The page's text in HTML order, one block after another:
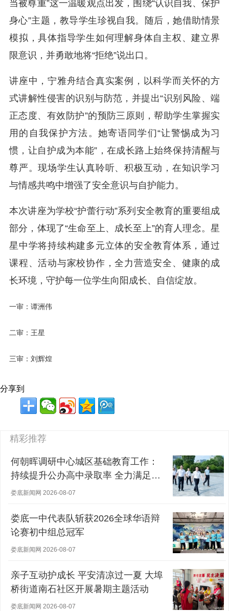
当被尊重”这一温暖观点出发，围绕“认识自我、保护
身心”主题，教导学生珍视自我。随后，她借助情景
模拟，具体指导学生如何理解身体自主权、建立界
限意识，并勇敢地将“拒绝”说出口。
讲座中，宁雅舟结合真实案例，以科学而关怀的方
式讲解性侵害的识别与防范，并提出“识别风险、端
正态度、有效防护”的预防三原则，帮助学生掌握实
用的自我保护方法。她寄语同学们“让警惕成为习
惯，让自护成为本能”，在成长路上始终保持清醒与
尊严。现场学生认真聆听、积极互动，在知识学习
与情感共鸣中增强了安全意识与自护能力。
本次讲座为学校“护蕾行动”系列安全教育的重要组成
部分，体现了“生命至上、成长至上”的育人理念。星
星中学将持续构建多元立体的安全教育体系，通过
课程、活动与家校协作，全力营造安全、健康的成
长环境，守护每一位学生向阳成长、自信绽放。
一审：谭洲伟
二审：王星
三审：刘辉煌
分享到
精彩推荐
何朝晖调研中心城区基础教育工作：
持续提升公办高中录取率 全力满足群
众对优质教育的需求
娄底新闻网 2026-08-07
娄底一中代表队斩获2026全球华语辩
论赛初中组总冠军
娄底新闻网 2026-08-07
亲子互动护成长 平安清凉过一夏 大埠
桥街道南石社区开展暑期主题活动
娄底新闻网 2026-08-07